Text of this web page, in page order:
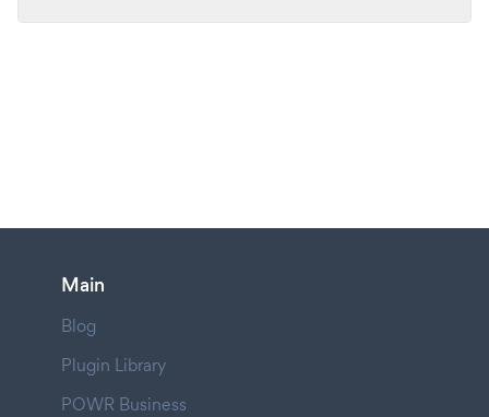
Main
Blog
Plugin Library
POWR Business